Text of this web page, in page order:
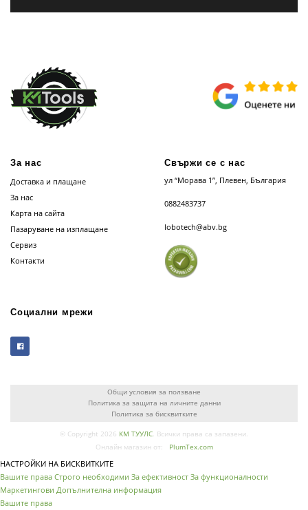
За нас
Доставка и плащане
За нас
Карта на сайта
Пазаруване на изплащане
Сервиз
Контакти
Свържи се с нас
ул “Морава 1”, Плевен, България
0882483737
lobotech@abv.bg
Социални мрежи
Общи условия за ползване
Политика за защита на личните данни
Политика за бисквитките
© Copyright 2026 КМ ТУУЛС. Всички права са запазени.
Онлайн магазин от:
PlumTex.com
НАСТРОЙКИ НА БИСКВИТКИТЕ
Вашите права Строго необходими За ефективност За функционалности
Маркетингови Допълнителна информация
Вашите права